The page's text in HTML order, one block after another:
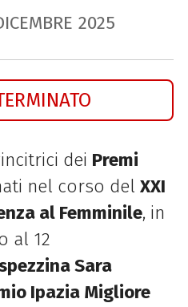
2025
dei Premi
nel corso del XXI
al Femminile, in
al 12
Sara
Ipazia Migliore